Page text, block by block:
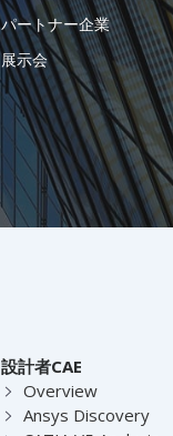
パートナー企業
展示会
設計者CAE
Overview
Ansys Discovery